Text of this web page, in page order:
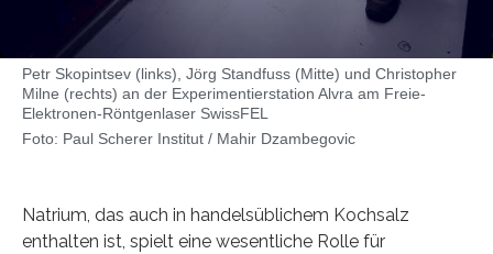
Petr Skopintsev (links), Jörg Standfuss (Mitte) und Christopher
Milne (rechts) an der Experimentierstation Alvra am Freie-
Elektronen-Röntgenlaser SwissFEL
Foto: Paul Scherer Institut / Mahir Dzambegovic
Natrium, das auch in handelsüblichem Kochsalz
enthalten ist, spielt eine wesentliche Rolle für